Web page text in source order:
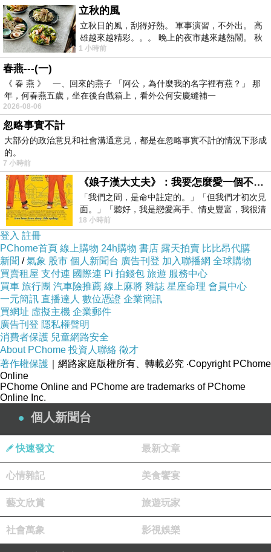
「大西洋銀行（BNU）」於1864年在葡萄牙里斯
本建行，具備負責推動當地經濟發展的職能，後
來同時負責發行葡萄牙海外殖民地的鈔票。該銀
行於1902年在澳門成立分行，為澳門首間銀行，
也曾經是澳門地區唯一的發鈔銀行。
大三巴-6
其總部位於亞美打利比盧大馬路（新馬路），原
大樓落成於1926年，1997年改建成高樓大廈，
但改建過程中保留了原建築的外牆與柱廊。此舉
不僅保持了新舊建築風格的協調共存，亦是澳門
對舊建築立面的保護及利用之佳例。
大三巴-7
1798年，葡萄牙女王瑪麗一世（Maria I）頒令要
在該國及其海外殖民地建立一個規範的郵政服
務，因應該頒令，澳門於同年成立了海郵局並指
派了海郵局局長，成為大中華地區第一個提供近
代郵政服務的城市。
大三巴-8
及至1884年，澳門成立郵電廳（1999年更名為
郵電局），正式作為政府部門。現時的「郵電局
大樓」於1925年動工興建，1929年落成，由著
名的華人建築師陳焜培負責設計，大樓樓高三
層，帶有強烈的古典主義色彩。
大三巴-9
「市政署大樓（Leal Senado）」始建於1584
年，由印光任、張汝霖兩人編撰之《澳門紀略》
立秋的風
立秋日的風，刮得好熱。 軍事演習，不外出。 高
雄越來越精彩。。。 晚上的夜市越來越熱鬧。 秋
天的風刮得很熱 夜遊消暑熱。。。
1 小時前
春燕---(一)
《 春 燕 》 一、回來的燕子 「阿公，為什麼我的名字裡有燕？」 那
年，何春燕五歲，坐在後台戲箱上，看外公何安慶縫補一
2026-08-06
忽略事實不計
大部分的政治意見和社會溝通意見，都是在忽略事實不計的情況下形成
的。
7 小時前
《娘子漢大丈夫》：我要怎麼愛一個不存在的人？
「我們之間，是命中註定的。」「但我們才初次見
面。」「聽好，我是戀愛高手、情史豐富，我很清
楚這種感覺，你我之間的那種感覺，現
18 小時前
登入 註冊
PChome首頁 線上購物 24h購物 書店 露天拍賣 比比昂代購
新聞 /氣象 股市 個人新聞台 廣告刊登 加入聯播網 全球購物
買賣租屋 支付連 國際連 Pi 拍錢包 旅遊 服務中心
買車 旅行團 汽車險推薦 線上麻將 雜誌 星座命理 會員中心
一元簡訊 直播達人 數位憑證 企業簡訊
買網址 虛擬主機 企業郵件
廣告刊登 隱私權聲明
消費者保護 兒童網路安全
About PChome 投資人聯絡 徵才
著作權保護 ｜網路家庭版權所有、轉載必究 ‧Copyright PChome
Online
PChome Online and PChome are trademarks of PChome
Online Inc.
個人新聞台
快速發文 最新文章
心情雜記 美食饗宴
藝文欣賞 旅遊玩家
社會萬象 影視娛樂